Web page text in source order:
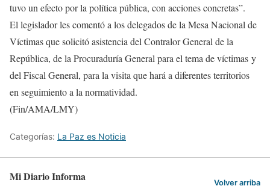
tuvo un efecto por la política pública, con acciones concretas”.
El legislador les comentó a los delegados de la Mesa Nacional de
Víctimas que solicitó asistencia del Contralor General de la
República, de la Procuraduría General para el tema de víctimas y
del Fiscal General, para la visita que hará a diferentes territorios
en seguimiento a la normatividad.
(Fin/AMA/LMY)
Categorías: La Paz es Noticia
Mi Diario Informa Volver arriba